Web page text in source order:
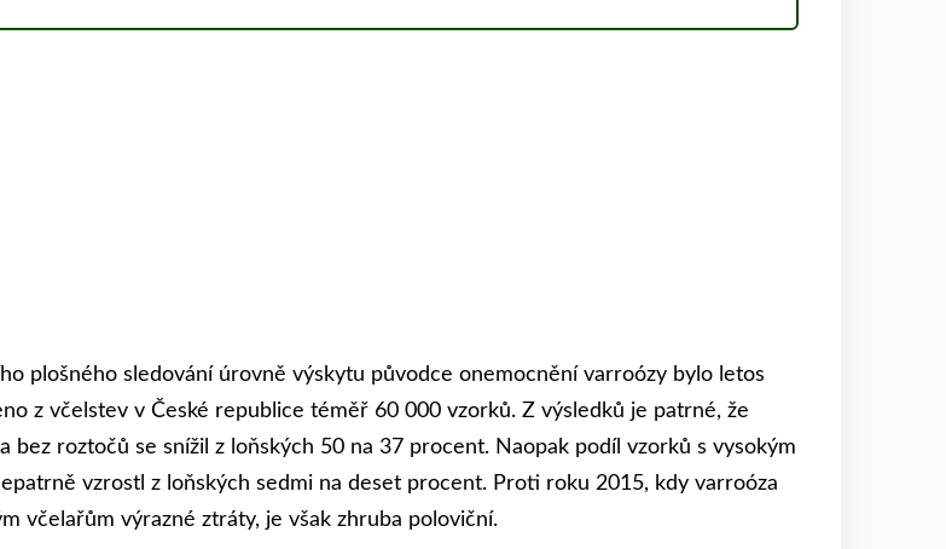
plošného sledování úrovně výskytu původce onemocnění varroózy bylo letos
z včelstev v České republice téměř 60 000 vzorků. Z výsledků je patrné, že
bez roztočů se snížil z loňských 50 na 37 procent. Naopak podíl vzorků s vysokým
vzrostl z loňských sedmi na deset procent. Proti roku 2015, kdy varroóza
včelařům výrazné ztráty, je však zhruba poloviční.